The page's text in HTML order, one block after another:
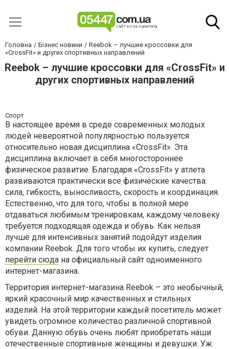
Головна Бізнес новини
Reebok – лучшие кроссовки для
«CrossFit» и других спортивных направлений
Reebok – лучшие кроссовки для «CrossFit» и
других спортивных направлений
Спорт
В настоящее время в среде современных молодых
людей невероятной популярностью пользуется
относительно новая дисциплина «CrossFit». Эта
дисциплина включает в себя многостороннее
физическое развитие. Благодаря «CrossFit» у атлета
развиваются практически все физические качества:
сила, гибкость, выносливость, скорость и координация.
Естественно, что для того, чтобы в полной мере
отдаваться любимым тренировкам, каждому человеку
требуется подходящая одежда и обувь. Как нельзя
лучше для интенсивных занятий подойдут изделия
компании Reebok. Для того чтобы их купить, следует
перейти сюда на официальный сайт одноименного
интернет-магазина.
Территория интернет-магазина Reebok – это необычный,
яркий красочный мир качественных и стильных
изделий. На этой территории каждый посетитель может
увидеть огромное количество различной спортивной
обуви. Данную обувь очень любят приобретать наши
отечественные спортивные женщины и девушки. Уж